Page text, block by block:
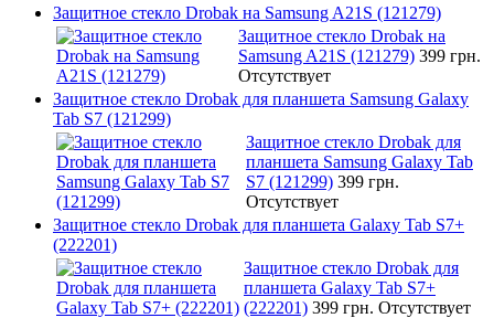
Защитное стекло Drobak на Samsung A21S (121279)
Защитное стекло Drobak на
Samsung A21S (121279) 399 грн.
Отсутствует
Защитное стекло Drobak для планшета Samsung Galaxy
Tab S7 (121299)
Защитное стекло Drobak для
планшета Samsung Galaxy Tab
S7 (121299) 399 грн.
Отсутствует
Защитное стекло Drobak для планшета Galaxy Tab S7+
(222201)
Защитное стекло Drobak для
планшета Galaxy Tab S7+
(222201) 399 грн. Отсутствует